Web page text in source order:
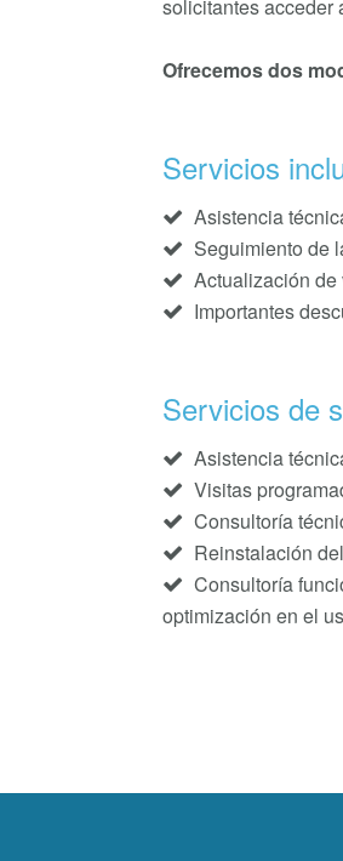
solicitantes acceder
Ofrecemos dos
Servicios
Asistencia
Seguimiento de
Actualización de
Importantes
Servicios de
Asistencia
Visitas
Consultoría
Reinstalación
Consultoría
optimización en el